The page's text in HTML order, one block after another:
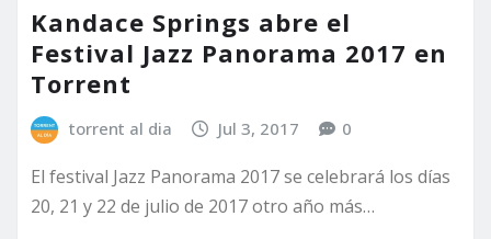
Kandace Springs abre el
Festival Jazz Panorama 2017 en
Torrent
torrent al dia Jul 3, 2017 0
El festival Jazz Panorama 2017 se celebrará los días
20, 21 y 22 de julio de 2017 otro año más…